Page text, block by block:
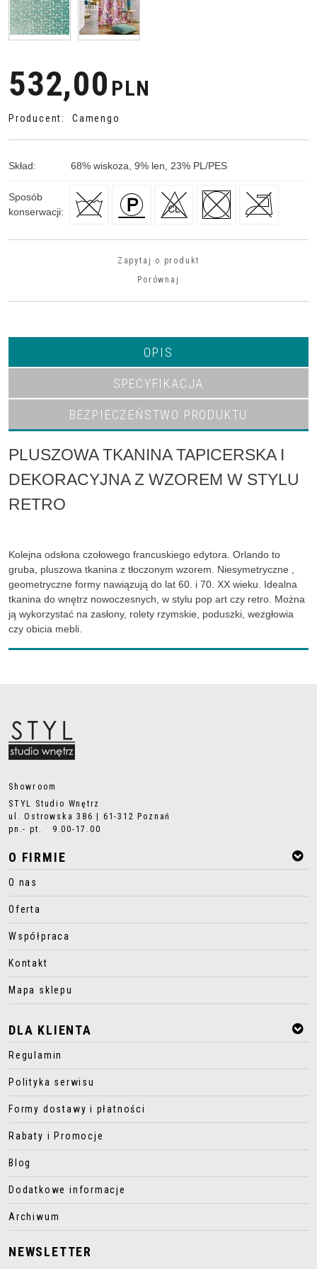
532,00 PLN
Producent: Camengo
Skład: 68% wiskoza, 9% len, 23% PL/PES
Sposób
konserwacji:
Zapytaj o produkt
Porównaj
OPIS
SPECYFIKACJA
BEZPIECZEŃSTWO PRODUKTU
PLUSZOWA TKANINA TAPICERSKA I
DEKORACYJNA Z WZOREM W STYLU
RETRO
Kolejna odsłona czołowego francuskiego edytora. Orlando to
gruba, pluszowa tkanina z tłoczonym wzorem. Niesymetryczne ,
geometryczne formy nawiązują do lat 60. i 70. XX wieku. Idealna
tkanina do wnętrz nowoczesnych, w stylu pop art czy retro. Można
ją wykorzystać na zasłony, rolety rzymskie, poduszki, wezgłowia
czy obicia mebli.
Showroom
STYL Studio Wnętrz
ul. Ostrowska 386 | 61-312 Poznań
pn.- pt. 9.00-17.00
O FIRMIE
O nas
Oferta
Współpraca
Kontakt
Mapa sklepu
DLA KLIENTA
Regulamin
Polityka serwisu
Formy dostawy i płatności
Rabaty i Promocje
Blog
Dodatkowe informacje
Archiwum
NEWSLETTER